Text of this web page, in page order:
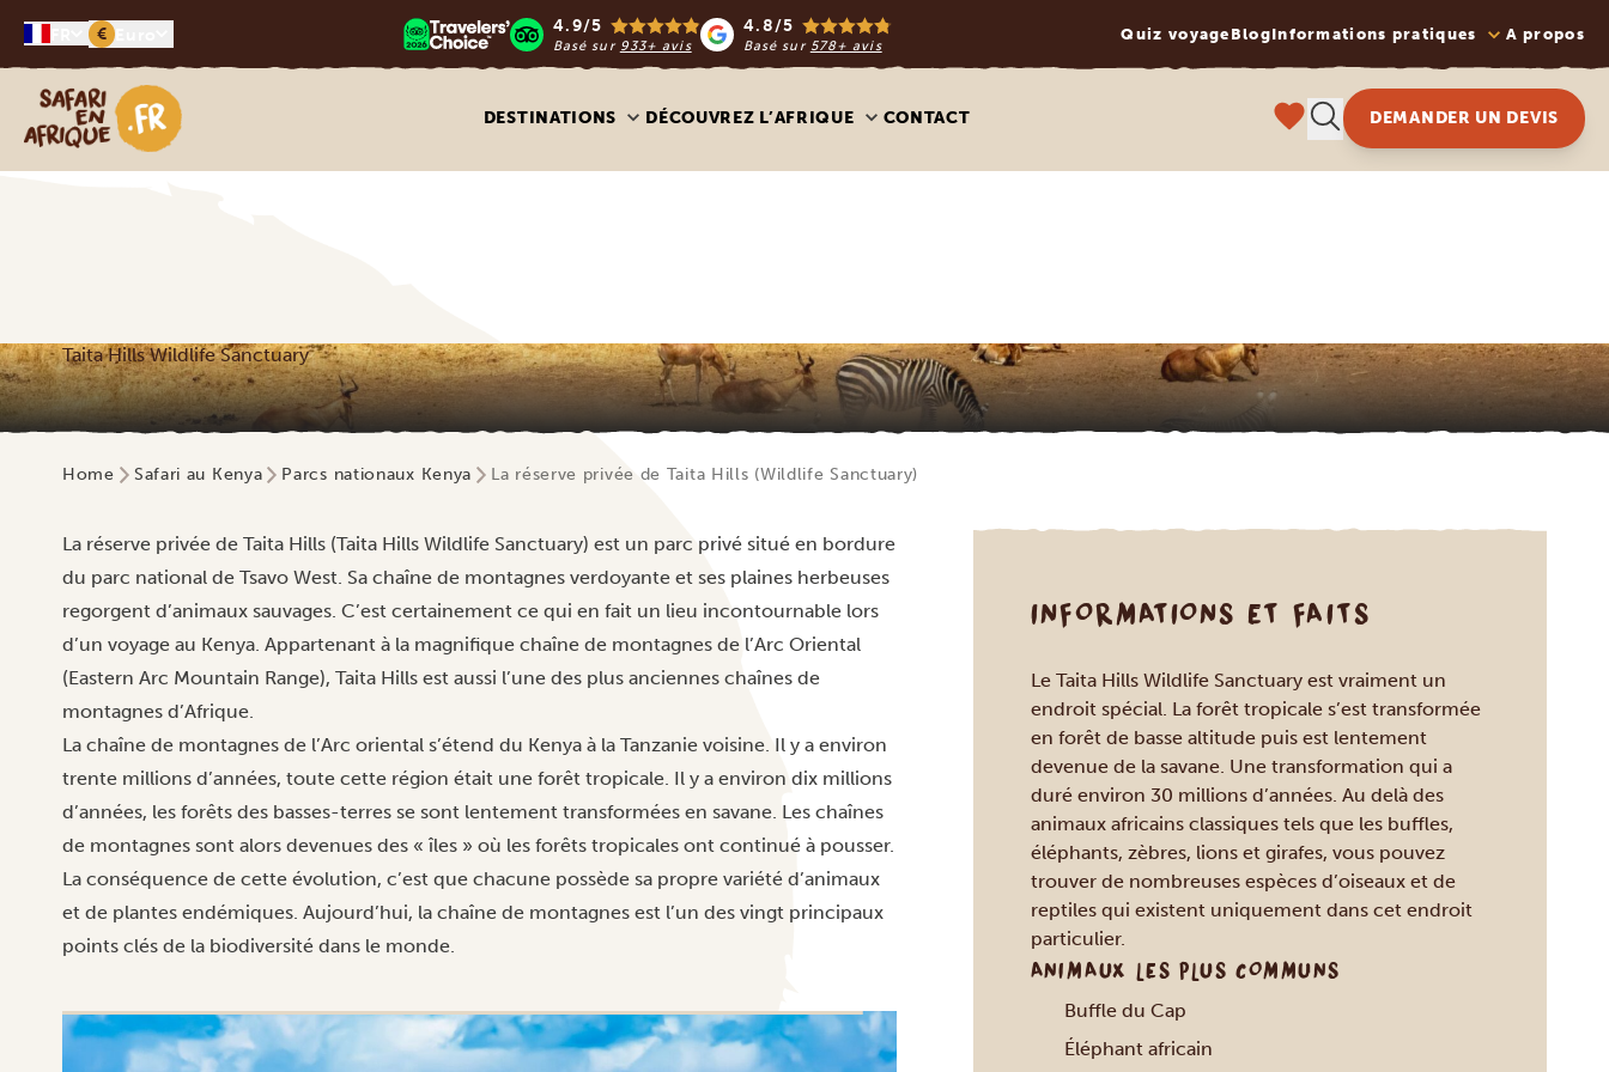
€ 4.9/5
Basé sur 933+ avis
4.8/5
Basé sur 578+ avis
Quiz voyage BlogInformations pratiques A propos
Safari en Afrique
DESTINATIONS DÉCOUVREZ L’AFRIQUE CONTACT DEMANDER UN DEVIS
Taita Hills Wildlife Sanctuary
Home Safari au Kenya Parcs nationaux Kenya La réserve privée de Taita Hills (Wildlife Sanctuary)
La réserve privée de Taita Hills (Taita Hills Wildlife Sanctuary) est un parc privé situé en bordure
du parc national de Tsavo West. Sa chaîne de montagnes verdoyante et ses plaines herbeuses
regorgent d’animaux sauvages. C’est certainement ce qui en fait un lieu incontournable lors
d’un voyage au Kenya. Appartenant à la magnifique chaîne de montagnes de l’Arc Oriental
(Eastern Arc Mountain Range), Taita Hills est aussi l’une des plus anciennes chaînes de
montagnes d’Afrique.
La chaîne de montagnes de l’Arc oriental s’étend du Kenya à la Tanzanie voisine. Il y a environ
trente millions d’années, toute cette région était une forêt tropicale. Il y a environ dix millions
d’années, les forêts des basses-terres se sont lentement transformées en savane. Les chaînes
de montagnes sont alors devenues des « îles » où les forêts tropicales ont continué à pousser.
La conséquence de cette évolution, c’est que chacune possède sa propre variété d’animaux
et de plantes endémiques. Aujourd’hui, la chaîne de montagnes est l’un des vingt principaux
points clés de la biodiversité dans le monde.
INFORMATIONS ET FAITS
Le Taita Hills Wildlife Sanctuary est vraiment un
endroit spécial. La forêt tropicale s’est transformée
en forêt de basse altitude puis est lentement
devenue de la savane. Une transformation qui a
duré environ 30 millions d’années. Au delà des
animaux africains classiques tels que les buffles,
éléphants, zèbres, lions et girafes, vous pouvez
trouver de nombreuses espèces d’oiseaux et de
reptiles qui existent uniquement dans cet endroit
particulier.
ANIMAUX LES PLUS COMMUNS
Buffle du Cap
Éléphant africain